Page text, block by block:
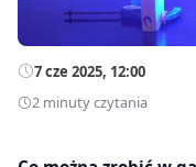
7 cze 2025, 12:00
2 minuty czytania